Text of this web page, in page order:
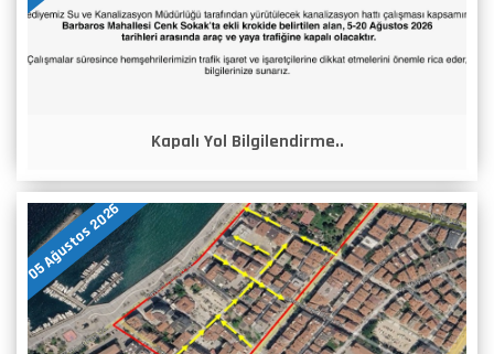
Kapalı Yol Bilgilendirme..
05 Ağustos 2026